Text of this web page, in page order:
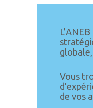
Vous
de vos